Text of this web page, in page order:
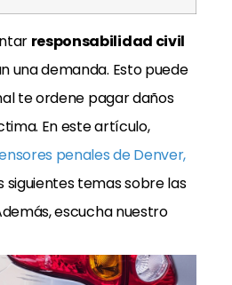
responsabilidad civil
una demanda. Esto puede
te ordene pagar daños
En este artículo,
penales de Denver,
siguientes temas sobre las
escucha nuestro